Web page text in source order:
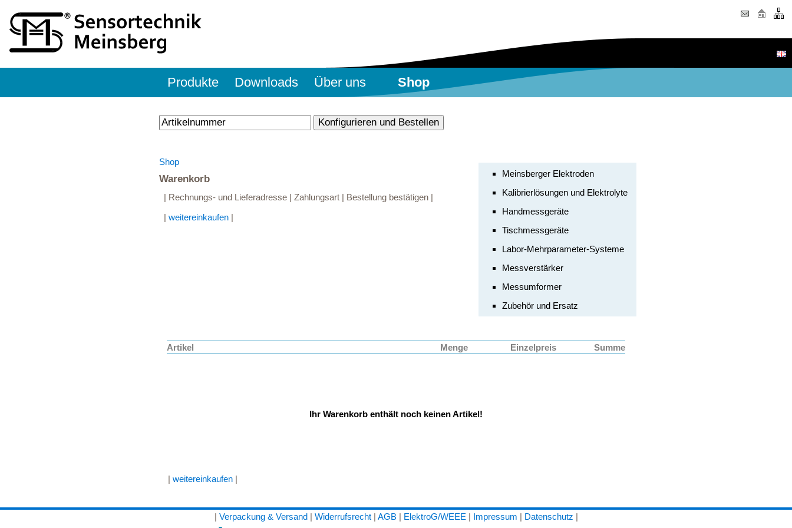
Produkte Downloads Über uns Shop
Meinsberger Elektroden
Kalibrierlösungen und Elektrolyte
Handmessgeräte
Tischmessgeräte
Labor-Mehrparameter-Systeme
Messverstärker
Messumformer
Zubehör und Ersatz
Shop
Warenkorb
| Rechnungs- und Lieferadresse | Zahlungsart | Bestellung bestätigen |
| weitereinkaufen|
Artikel Menge Einzelpreis Summe
Ihr Warenkorb enthält noch keinen Artikel!
| weitereinkaufen |
| Verpackung & Versand| Widerrufsrecht| AGB| ElektroG/WEEE | Impressum | Datenschutz |